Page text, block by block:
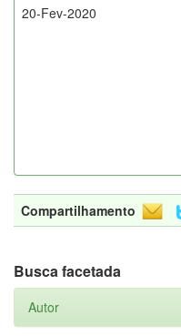
20-Fev-2020
Compartilhamento
Busca facetada
Autor